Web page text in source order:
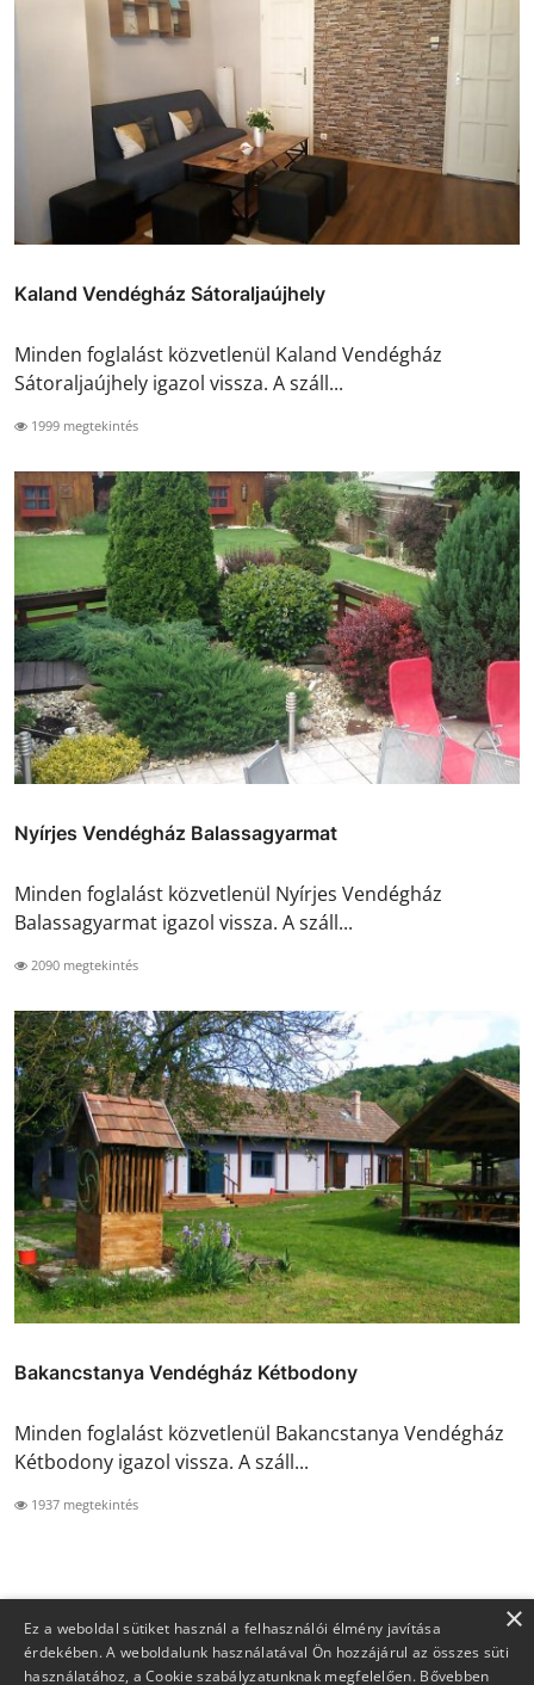
Kaland Vendégház Sátoraljaújhely
Minden foglalást közvetlenül Kaland Vendégház
Sátoraljaújhely igazol vissza. A száll...
1999 megtekintés
Nyírjes Vendégház Balassagyarmat
Minden foglalást közvetlenül Nyírjes Vendégház
Balassagyarmat igazol vissza. A száll...
2090 megtekintés
Bakancstanya Vendégház Kétbodony
Minden foglalást közvetlenül Bakancstanya Vendégház
Kétbodony igazol vissza. A száll...
1937 megtekintés
×
Ez a weboldal sütiket használ a felhasználói élmény javítása
érdekében. A weboldalunk használatával Ön hozzájárul az összes süti
használatához, a Cookie szabályzatunknak megfelelően. Bővebben